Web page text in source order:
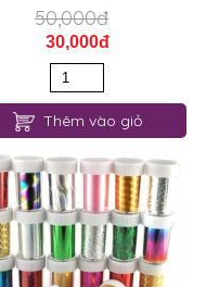
50,000đ
30,000đ
Thêm vào giỏ